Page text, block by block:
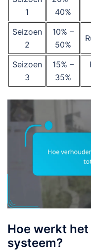
1
40%
Seizoen
2
10% –
50%
Seizoen
3
15% –
35%
Hoe werkt
systeem?